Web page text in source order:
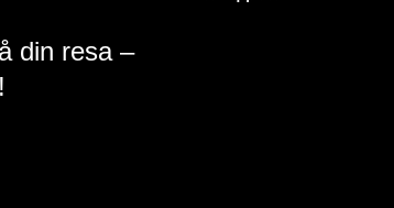
din resa –